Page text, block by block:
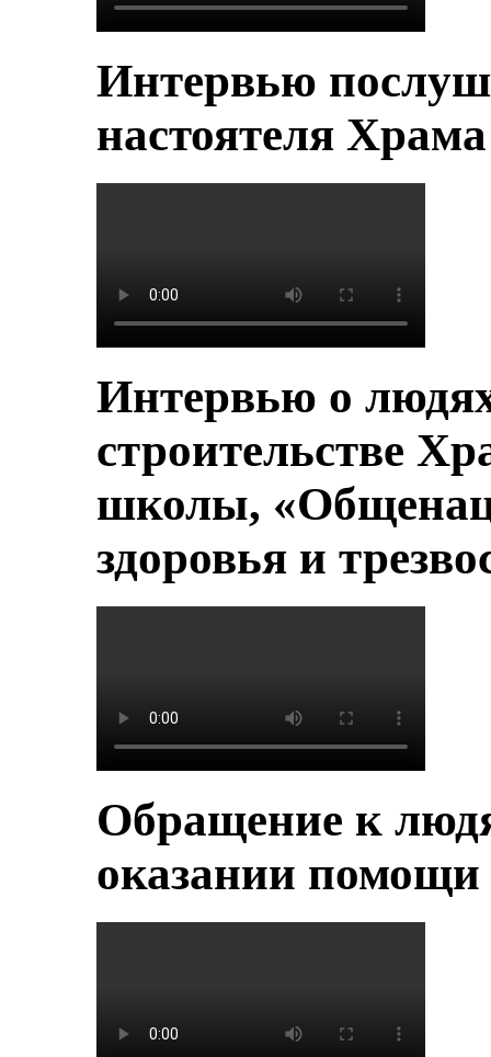
Интервью
настоятеля
Интервью о
строительстве
школы,
здоровья и
Обращение к
оказании помощи